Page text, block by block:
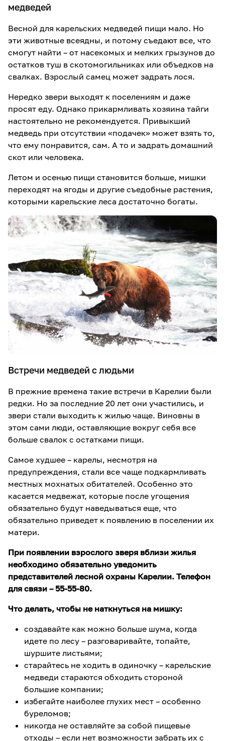
медведей
Весной для карельских медведей пищи мало. Но
эти животные всеядны, и потому съедают все, что
смогут найти – от насекомых и мелких грызунов до
остатков туш в скотомогильниках или объедков на
свалках. Взрослый самец может задрать лося.
Нередко звери выходят к поселениям и даже
просят еду. Однако прикармливать хозяина тайги
настоятельно не рекомендуется. Привыкший
медведь при отсутствии «подачек» может взять то,
что ему понравится, сам. А то и задрать домашний
скот или человека.
Летом и осенью пищи становится больше, мишки
переходят на ягоды и другие съедобные растения,
которыми карельские леса достаточно богаты.
Встречи медведей с людьми
В прежние времена такие встречи в Карелии были
редки. Но за последние 20 лет они участились, и
звери стали выходить к жилью чаще. Виновны в
этом сами люди, оставляющие вокруг себя все
больше свалок с остатками пищи.
Самое худшее – карелы, несмотря на
предупреждения, стали все чаще подкармливать
местных мохнатых обитателей. Особенно это
касается медвежат, которые после угощения
обязательно будут наведываться еще, что
обязательно приведет к появлению в поселении их
матери.
При появлении взрослого зверя вблизи жилья
необходимо обязательно уведомить
представителей лесной охраны Карелии. Телефон
для связи – 55-55-80.
Что делать, чтобы не наткнуться на мишку:
создавайте как можно больше шума, когда
идете по лесу – разговаривайте, топайте,
шуршите листьями;
старайтесь не ходить в одиночку – карельские
медведи стараются обходить стороной
большие компании;
избегайте наиболее глухих мест – особенно
буреломов;
никогда не оставляйте за собой пищевые
отходы – если нет возможности забрать их с